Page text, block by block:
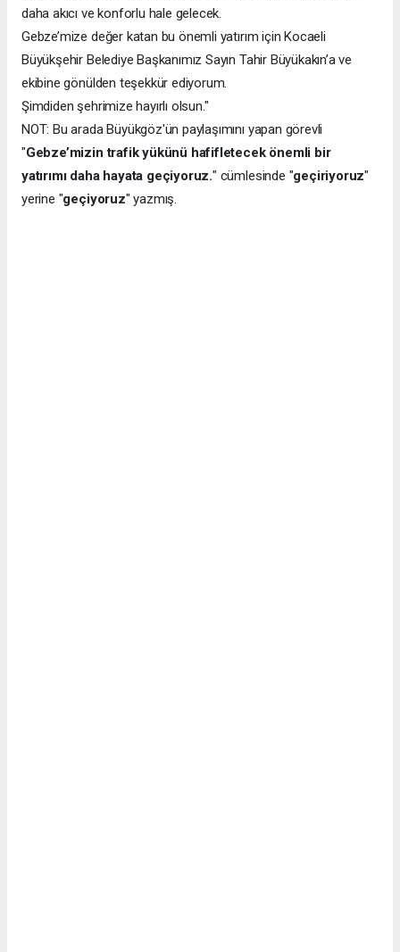
daha akıcı ve konforlu hale gelecek.
Gebze’mize değer katan bu önemli yatırım için Kocaeli
Büyükşehir Belediye Başkanımız Sayın Tahir Büyükakın’a ve
ekibine gönülden teşekkür ediyorum.
Şimdiden şehrimize hayırlı olsun."
NOT: Bu arada Büyükgöz'ün paylaşımını yapan görevli
"Gebze’mizin trafik yükünü hafifletecek önemli bir
yatırımı daha hayata geçiyoruz." cümlesinde "geçiriyoruz"
yerine "geçiyoruz" yazmış.